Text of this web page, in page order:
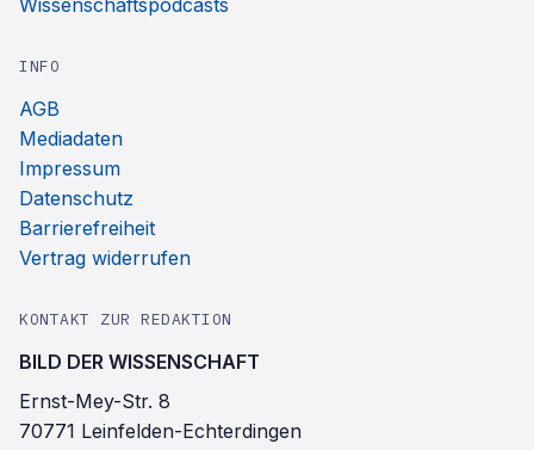
Wissenschaftspodcasts
INFO
AGB
Mediadaten
Impressum
Datenschutz
Barrierefreiheit
Vertrag widerrufen
KONTAKT ZUR REDAKTION
BILD DER WISSENSCHAFT
Ernst-Mey-Str. 8
70771 Leinfelden-Echterdingen